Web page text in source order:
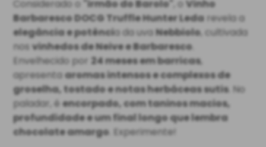
Considerado o "irmão do Barolo" , oVinho
Barbaresco DOCG Truffle Hunter Leda revela a
elegância e potência da uvaNebbiolo, cultivada
nosvinhedos de Neive e Barbaresco
Envelhecido por 24 meses em barricas,
apresentaaromas intensos e complexos de
groselha, tostado e notas herbáceas sutis. No
paladar, éencorpado, com taninos macios,
profundidade e um final longo que lembra
chocolate amargo . Experimente!